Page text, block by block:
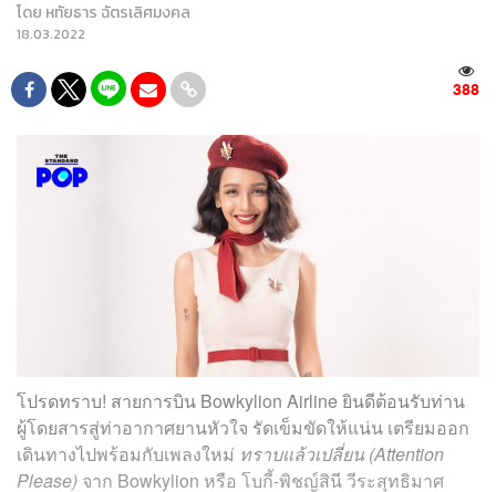
โดย หทัยธาร ฉัตรเลิศมงคล
18.03.2022
388
โปรดทราบ! สายการบิน Bowkylion Airline ยินดีต้อนรับท่าน
ผู้โดยสารสู่ท่าอากาศยานหัวใจ รัดเข็มขัดให้แน่น เตรียมออก
เดินทางไปพร้อมกับเพลงใหม่ ทราบแล้วเปลี่ยน (Attention
Please) จาก Bowkylion หรือ โบกี้-พิชญ์สินี วีระสุทธิมาศ